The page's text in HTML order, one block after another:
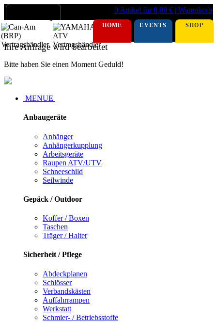
0 Artikel für 0,00 € | Warenkorb
HOME EVENTS SHOP
Ihre Anfrage wird bearbeitet
Bitte haben Sie einen Moment Geduld!
MENUE
Anbaugeräte
Anhänger
Anhängerkupplung
Arbeitsgeräte
Raupen ATV/UTV
Schneeschild
Seilwinde
Gepäck / Outdoor
Koffer / Boxen
Taschen
Träger / Halter
Sicherheit / Pflege
Abdeckplanen
Schlösser
Verbandskästen
Auffahrrampen
Werkstatt
Schmier- / Betriebsstoffe